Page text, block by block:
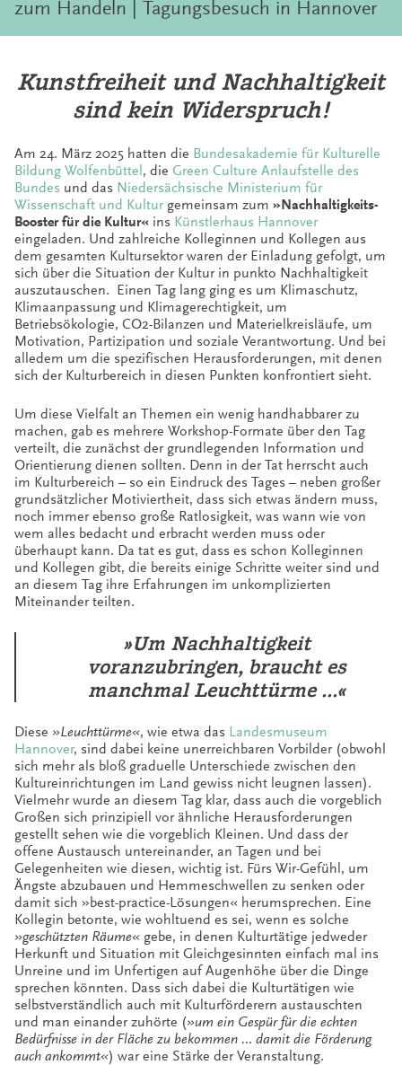
zum Handeln | Tagungsbesuch in Hannover
Kunstfreiheit und Nachhaltigkeit
sind kein Widerspruch!
Am 24. März 2025 hatten die Bundesakademie für Kulturelle
Bildung Wolfenbüttel , die Green Culture Anlaufstelle des
Bundes und das Niedersächsische Ministerium für
Wissenschaft und Kulturgemeinsam zum »Nachhaltigkeits-
Booster für die Kultur« ins Künstlerhaus Hannover
eingeladen. Und zahlreiche Kolleginnen und Kollegen aus
dem gesamten Kultursektor waren der Einladung gefolgt, um
sich über die Situation der Kultur in punkto Nachhaltigkeit
auszutauschen. Einen Tag lang ging es um Klimaschutz,
Klimaanpassung und Klimagerechtigkeit, um
Betriebsökologie, CO2-Bilanzen und Materielkreisläufe, um
Motivation, Partizipation und soziale Verantwortung. Und bei
alledem um die spezifischen Herausforderungen, mit denen
sich der Kulturbereich in diesen Punkten konfrontiert sieht.
Um diese Vielfalt an Themen ein wenig handhabbarer zu
machen, gab es mehrere Workshop-Formate über den Tag
verteilt, die zunächst der grundlegenden Information und
Orientierung dienen sollten. Denn in der Tat herrscht auch
im Kulturbereich – so ein Eindruck des Tages – neben großer
grundsätzlicher Motiviertheit, dass sich etwas ändern muss,
noch immer ebenso große Ratlosigkeit, was wann wie von
wem alles bedacht und erbracht werden muss oder
überhaupt kann. Da tat es gut, dass es schon Kolleginnen
und Kollegen gibt, die bereits einige Schritte weiter sind und
an diesem Tag ihre Erfahrungen im unkomplizierten
Miteinander teilten.
»Um Nachhaltigkeit
voranzubringen, braucht es
manchmal Leuchttürme …«
Diese »Leuchttürme«, wie etwa das Landesmuseum
Hannover, sind dabei keine unerreichbaren Vorbilder (obwohl
sich mehr als bloß graduelle Unterschiede zwischen den
Kultureinrichtungen im Land gewiss nicht leugnen lassen).
Vielmehr wurde an diesem Tag klar, dass auch die vorgeblich
Großen sich prinzipiell vor ähnliche Herausforderungen
gestellt sehen wie die vorgeblich Kleinen. Und dass der
offene Austausch untereinander, an Tagen und bei
Gelegenheiten wie diesen, wichtig ist. Fürs Wir-Gefühl, um
Ängste abzubauen und Hemmeschwellen zu senken oder
damit sich »best-practice-Lösungen« herumsprechen. Eine
Kollegin betonte, wie wohltuend es sei, wenn es solche
»geschützten Räume« gebe, in denen Kulturtätige jedweder
Herkunft und Situation mit Gleichgesinnten einfach mal ins
Unreine und im Unfertigen auf Augenhöhe über die Dinge
sprechen könnten. Dass sich dabei die Kulturtätigen wie
selbstverständlich auch mit Kulturförderern austauschten
und man einander zuhörte (»um ein Gespür für die echten
Bedürfnisse in der Fläche zu bekommen … damit die Förderung
auch ankommt«) war eine Stärke der Veranstaltung.